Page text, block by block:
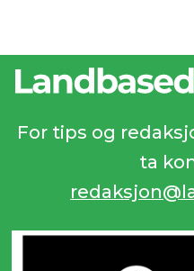
For tips og
ta